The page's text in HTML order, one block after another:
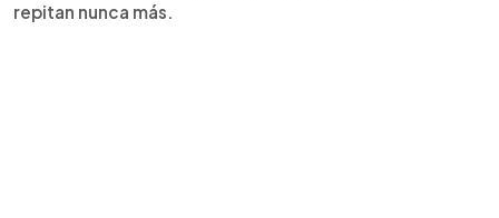
repitan nunca más.